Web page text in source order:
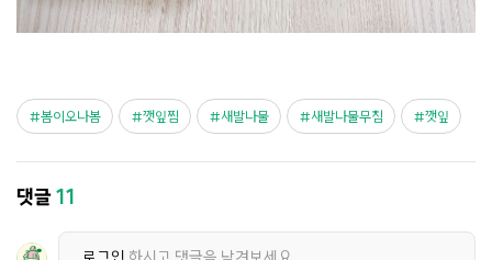
봄이오나봄 깻잎찜 새발나물 새발나물무침 깻잎
댓글11